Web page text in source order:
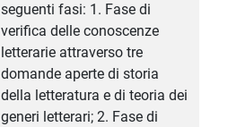
seguenti fasi: 1. Fase di
verifica delle conoscenze
letterarie attraverso tre
domande aperte di storia
della letteratura e di teoria dei
generi letterari; 2. Fase di